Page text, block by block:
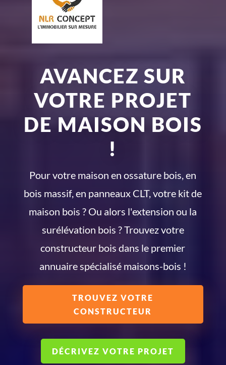
AVANCEZ SUR
VOTRE PROJET
DE MAISON BOIS
!
Pour votre maison en ossature bois, en
bois massif, en panneaux CLT, votre kit de
maison bois ? Ou alors l'extension ou la
surélévation bois ? Trouvez votre
constructeur bois dans le premier
annuaire spécialisé maisons-bois !
TROUVEZ VOTRE
CONSTRUCTEUR
DÉCRIVEZ VOTRE PROJET